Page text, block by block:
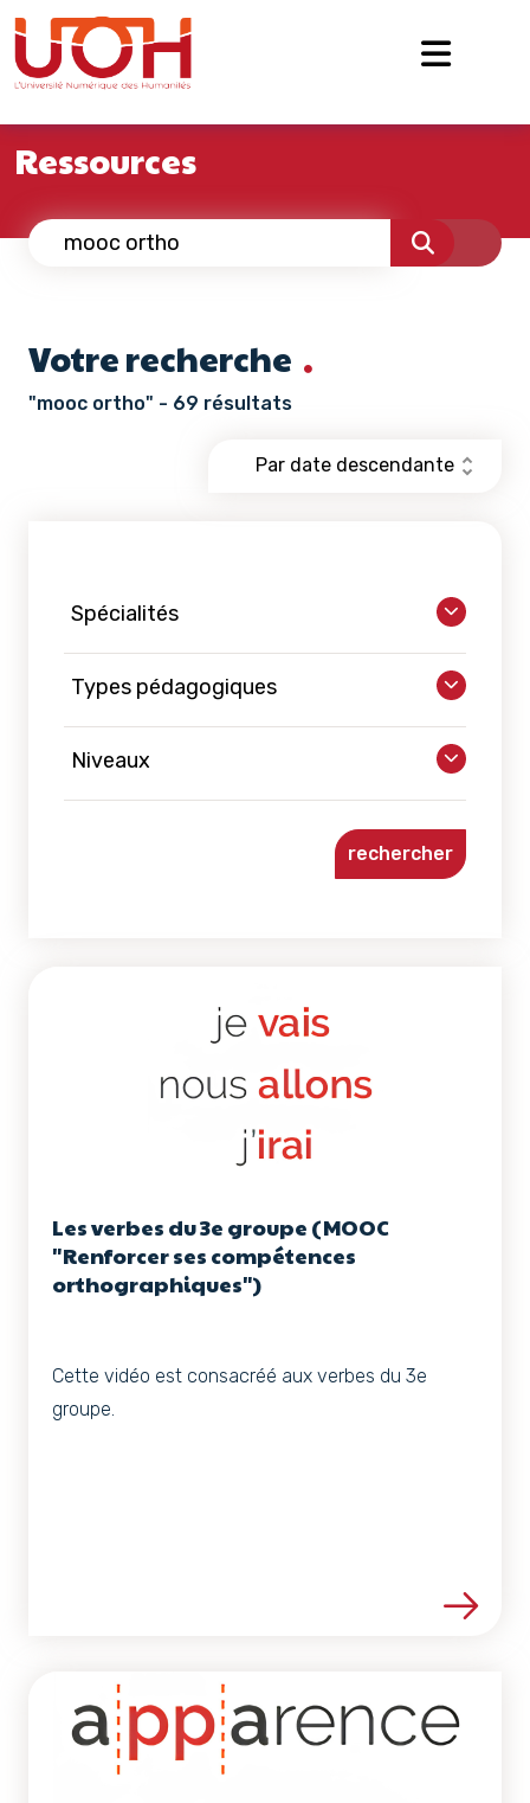
Passer au contenu
Navigation principale
Ressources
Votre recherche
"mooc ortho" - 69 résultats
Spécialités
Types pédagogiques
Niveaux
Les verbes du 3e groupe (MOOC
"Renforcer ses compétences
orthographiques")
Cette vidéo est consacréé aux verbes du 3e
groupe.
Voir les détails de la